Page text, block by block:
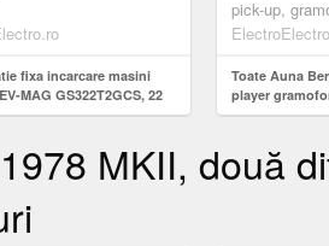
fixa incarcare masini
MAG GS322T2GCS, 22
2, trifazat, montaj pe stativ
pick-up,
Toate Auna
player
curea, 33 1/3
MKII, două